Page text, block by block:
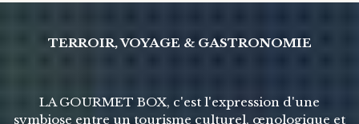
TERROIR, VOYAGE & GASTRONOMIE
LA GOURMET BOX, c'est l'expression d'une
symbiose entre un tourisme culturel, œnologique et